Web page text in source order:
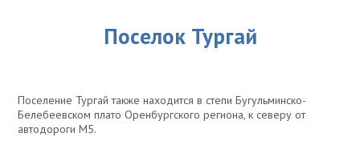
Поселок Тургай
Поселение Тургай также находится в степи Бугульминско-
Белебеевском плато Оренбургского региона, к северу от
автодороги М5.